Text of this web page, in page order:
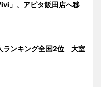
」、アピタ飯田店へ移
ランキング全国2位 大室